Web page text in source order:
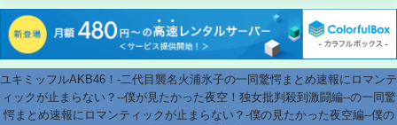
ユキミッフルAKB46！-二代目襲名火浦氷子の一同驚愕まとめ速報にロマンテ
ィックが止まらない？--僕が見たかった夜空！独女批判殺到激闘編--の一同驚
愕まとめ速報にロマンティックが止まらない？-僕の見たかった夜空編--僕の